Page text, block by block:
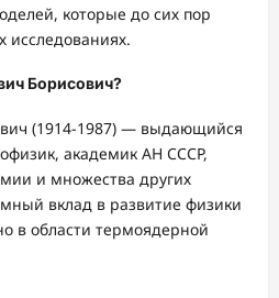
которые до сих пор
исследованиях.
Борисович?
(1914-1987) — выдающийся
академик АН СССР,
и множества других
вклад в развитие физики
в области термоядерной